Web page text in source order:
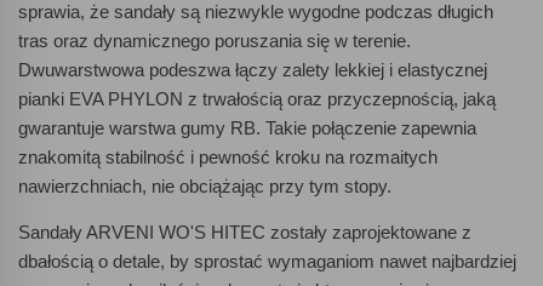
sprawia, że sandały są niezwykle wygodne podczas długich
tras oraz dynamicznego poruszania się w terenie.
Dwuwarstwowa podeszwa łączy zalety lekkiej i elastycznej
pianki EVA PHYLON z trwałością oraz przyczepnością, jaką
gwarantuje warstwa gumy RB. Takie połączenie zapewnia
znakomitą stabilność i pewność kroku na rozmaitych
nawierzchniach, nie obciążając przy tym stopy.
Sandały ARVENI WO'S HITEC zostały zaprojektowane z
dbałością o detale, by sprostać wymaganiom nawet najbardziej